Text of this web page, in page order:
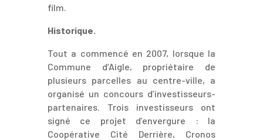
film.
Historique.
Tout a commencé en 2007, lorsque la
Commune d’Aigle, propriétaire de
plusieurs parcelles au centre-ville, a
organisé un concours d’investisseurs-
partenaires. Trois investisseurs ont
signé ce projet d’envergure : la
Coopérative Cité Derrière, Cronos